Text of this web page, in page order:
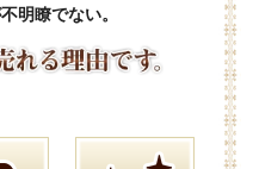
明瞭でない。